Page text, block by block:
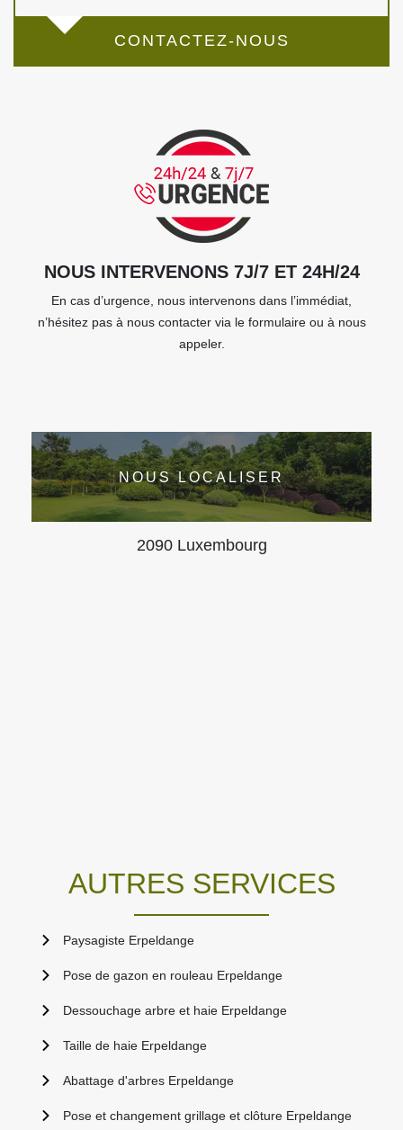
CONTACTEZ-NOUS
NOUS INTERVENONS 7J/7 ET 24H/24
En cas d’urgence, nous intervenons dans l’immédiat,
n’hésitez pas à nous contacter via le formulaire ou à nous
appeler.
NOUS LOCALISER
2090 Luxembourg
AUTRES SERVICES
Paysagiste Erpeldange
Pose de gazon en rouleau Erpeldange
Dessouchage arbre et haie Erpeldange
Taille de haie Erpeldange
Abattage d'arbres Erpeldange
Pose et changement grillage et clôture Erpeldange